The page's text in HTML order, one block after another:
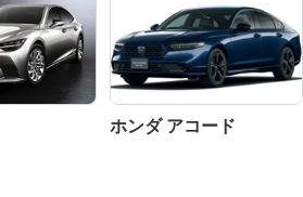
ホンダ アコード